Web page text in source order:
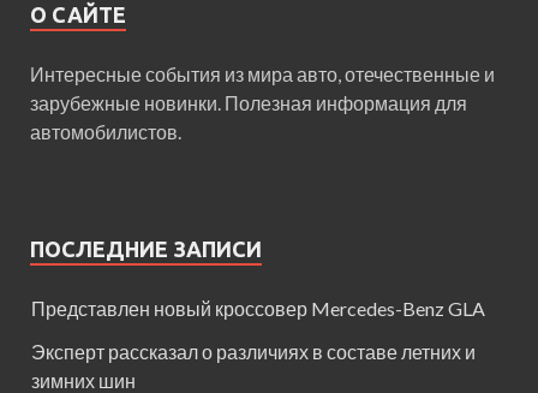
О САЙТЕ
Интересные события из мира авто, отечественные и
зарубежные новинки. Полезная информация для
автомобилистов.
ПОСЛЕДНИЕ ЗАПИСИ
Представлен новый кроссовер Mercedes-Benz GLA
Эксперт рассказал о различиях в составе летних и
зимних шин